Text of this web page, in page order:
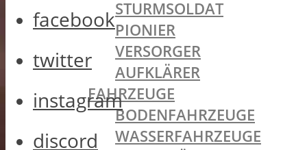
STURMSOLDAT
PIONIER
VERSORGER
AUFKLÄRER
FAHRZEUGE
BODENFAHRZEUGE
WASSERFAHRZEUGE
facebook
twitter
instagram
discord